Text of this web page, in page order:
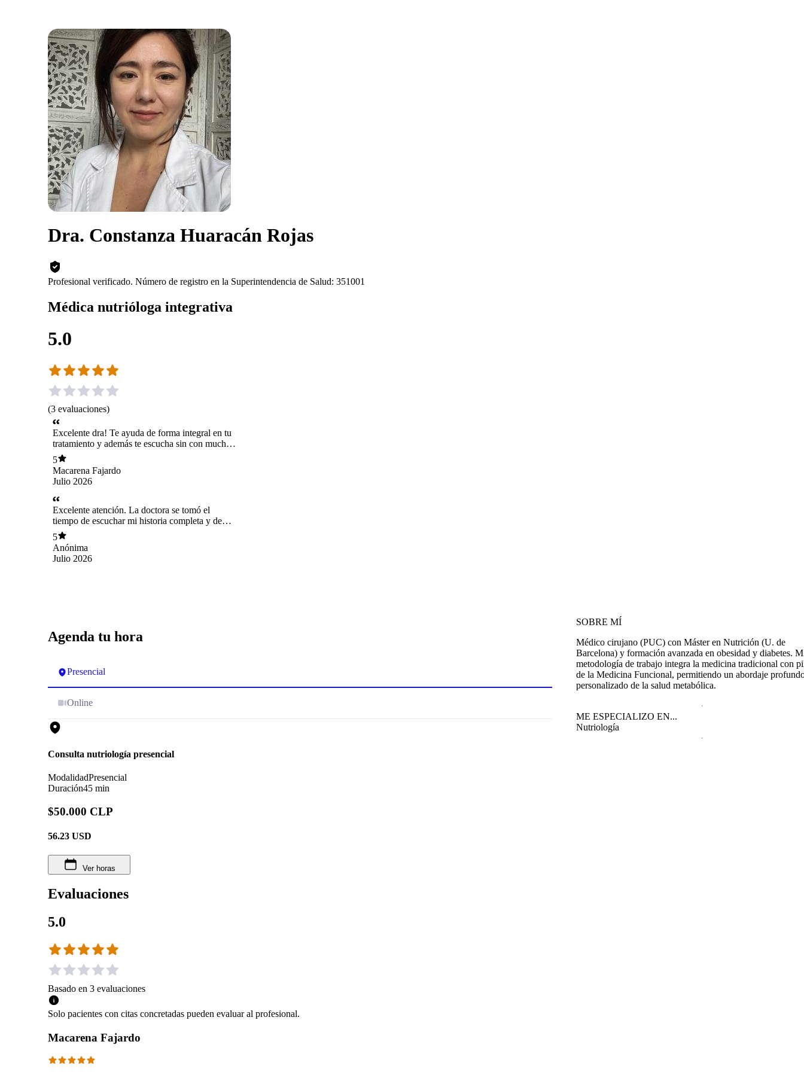
Dra. Constanza Huaracán Rojas
Profesional verificado. Número de registro en la Superintendencia de Salud: 351001
Médica nutrióloga integrativa
5.0
(3 evaluaciones)
Excelente dra! Te ayuda de forma integral en tu
tratamiento y además te escucha sin con mucha
5
Macarena Fajardo
Julio 2026
Excelente atención. La doctora se tomó el
tiempo de escuchar mi historia completa y de
entender mi situación antes de indicar un
tratamiento. Además, revisó conmigo cada uno
de mis exámenes y me explicó, con peras y
manzanas, qué significaba cada valor y cómo se
dos meses siguiendo sus indicaciones, me siento
mucho menos inflamada, tengo más energía y,
y el tiempo que dedica a cada paciente.
5
Anónima
Julio 2026
Agenda tu hora
Presencial
Online
Consulta nutriología presencial
ModalidadPresencial
Duración45 min
$50.000 CLP
56.23 USD
Ver horas
Evaluaciones
5.0
Basado en 3 evaluaciones
Solo pacientes con citas concretadas pueden evaluar al profesional.
Macarena Fajardo
SOBRE MÍ
Médico cirujano (PUC) con Máster en Nutrición (U. de
Barcelona) y formación avanzada en obesidad y diabetes.
metodología de trabajo integra la medicina tradicional con
de la Medicina Funcional, permitiendo un abordaje
personalizado de la salud metabólica.
ME ESPECIALIZO EN...
Nutriología